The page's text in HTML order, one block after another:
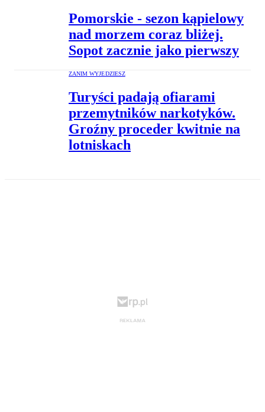
Pomorskie - sezon kąpielowy
nad morzem coraz bliżej.
Sopot zacznie jako pierwszy
ZANIM WYJEDZIESZ
Turyści padają ofiarami
przemytników narkotyków.
Groźny proceder kwitnie na
lotniskach